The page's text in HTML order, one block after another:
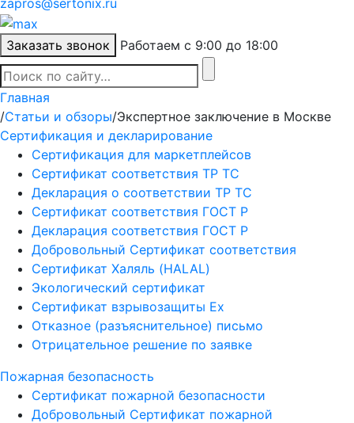
zapros@sertonix.ru
Заказать звонок Работаем с 9:00 до 18:00
Главная
/Статьи и обзоры/Экспертное заключение в Москве
Сертификация и декларирование
Сертификация для маркетплейсов
Сертификат соответствия ТР ТС
Декларация о соответствии ТР ТС
Сертификат соответствия ГОСТ Р
Декларация соответствия ГОСТ Р
Добровольный Сертификат соответствия
Сертификат Халяль (HALAL)
Экологический сертификат
Сертификат взрывозащиты Ех
Отказное (разъяснительное) письмо
Отрицательное решение по заявке
Пожарная безопасность
Сертификат пожарной безопасности
Добровольный Сертификат пожарной